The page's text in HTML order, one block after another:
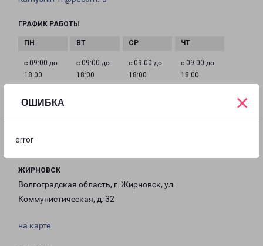
ОШИБКА
error
×
ГРАФИК РАБОТЫ
с 09:00 до
18:00
с 09:00 до
18:00
с 09:00 до
18:00
с 09:00 до
18:00
ЖИРНОВСК
Волгоградская область, г. Жирновск, ул.
Коммунистическая, д. 32
на карте